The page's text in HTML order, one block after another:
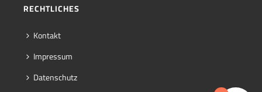
RECHTLICHES
Kontakt
Impressum
Datenschutz